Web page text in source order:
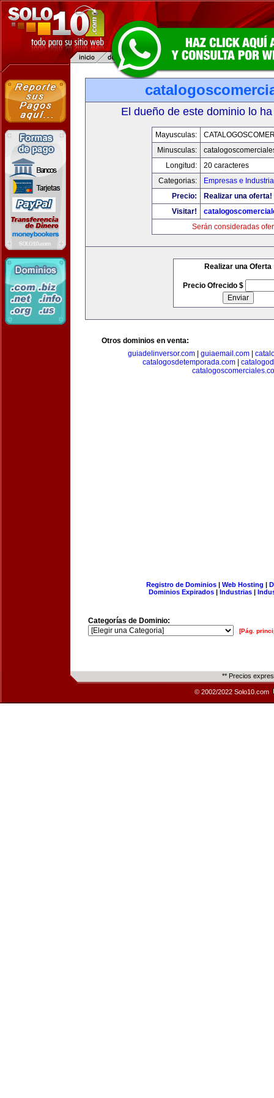
El dueño de este dominio lo
Mayusculas:
Minusculas:
Longitud:
20 caracteres
Categorias:
Empresas e
Precio:
Realizar una oferta!
Visitar!
Serán consideradas
Realizar una Oferta
Precio Ofrecido $
Otros dominios en venta:
guiadelinversor.com| guiaemail.com|
catalogosdetemporada.com|
Registro de Dominios| Web Hosting |
Dominios Expirados | Industrias |
Categorías de Dominio:
[Pág.
** Precios
© 2002/2022 Solo10.com